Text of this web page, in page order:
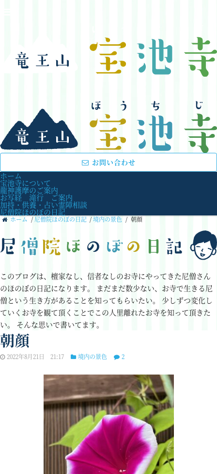
お問い合わせ
ホーム
宝池寺について
龍神護摩のご案内
お写経 滝行 ご案内
加持・供養・占い霊障相談
尼僧院ほのぼの日記
ホーム / 尼僧院ほのぼの日記 /境内の景色 / 朝顔
このブログは、檀家なし、信者なしのお寺にやってきた尼僧さん
のほのぼの日記になります。 まだまだ数少ない、お寺で生きる尼
僧という生き方があることを知ってもらいたい。
少しずつ変化し
ていくお寺を観て頂くことでこの人里離れたお寺を知って頂きた
い。 そんな思いで書いてます。
朝顔
2022年8月21日 21:17 境内の景色 2